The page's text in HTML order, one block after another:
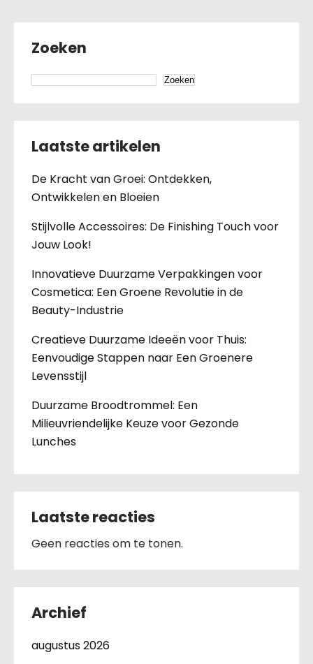
Zoeken
Zoeken
Laatste artikelen
De Kracht van Groei: Ontdekken,
Ontwikkelen en Bloeien
Stijlvolle Accessoires: De Finishing Touch voor
Jouw Look!
Innovatieve Duurzame Verpakkingen voor
Cosmetica: Een Groene Revolutie in de
Beauty-Industrie
Creatieve Duurzame Ideeën voor Thuis:
Eenvoudige Stappen naar Een Groenere
Levensstijl
Duurzame Broodtrommel: Een
Milieuvriendelijke Keuze voor Gezonde
Lunches
Laatste reacties
Geen reacties om te tonen.
Archief
augustus 2026